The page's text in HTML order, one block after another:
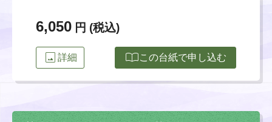
6,050 円 (税込)
image 詳細 import_contactsこの台紙で申し込む